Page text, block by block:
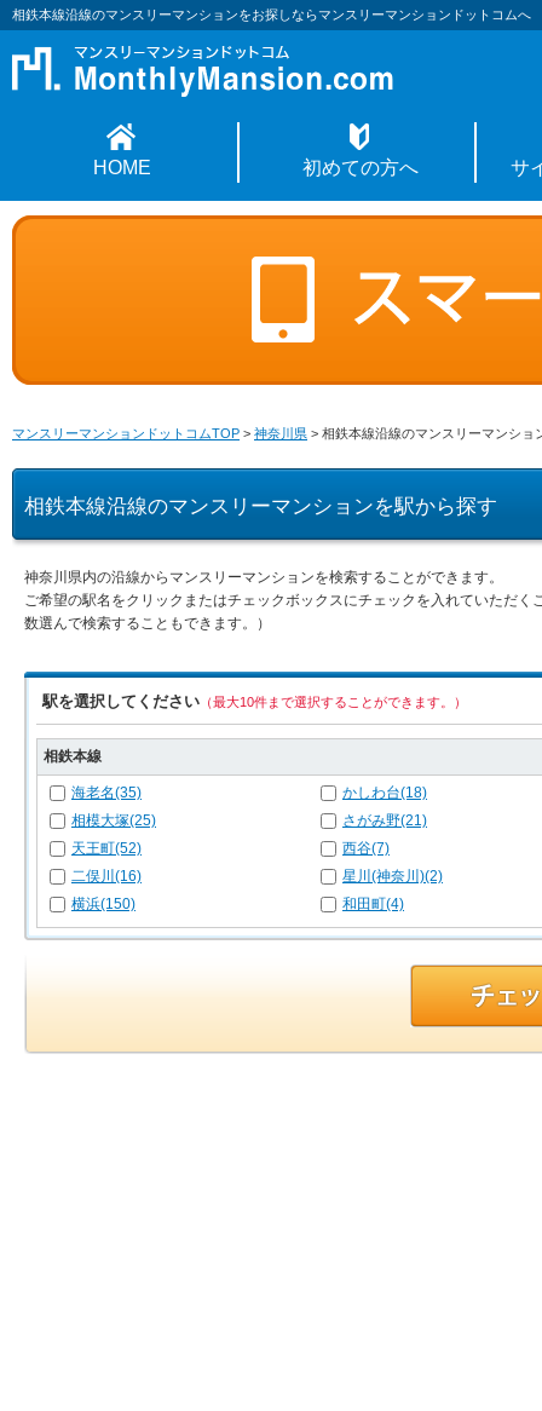
相鉄本線沿線のマンスリーマンションをお探しならマンスリーマンションドットコムへ
HOME 初めての方へ サ
マンスリーマンションドットコムTOP > 神奈川県 > 相鉄本線沿線のマンスリーマンショ
相鉄本線沿線のマンスリーマンションを駅から探す
神奈川県内の沿線からマンスリーマンションを検索することができます。
ご希望の駅名をクリックまたはチェックボックスにチェックを入れていただ
数選んで検索することもできます。）
駅を選択してください （最大10件まで選択することができます。）
相鉄本線
海老名(35)
かしわ台(18)
相模大塚(25)
さがみ野(21)
天王町(52)
西谷(7)
二俣川(16)
星川(神奈川)(2)
横浜(150)
和田町(4)